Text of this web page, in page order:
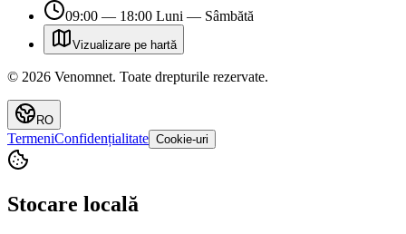
09:00 — 18:00 Luni — Sâmbătă
Vizualizare pe hartă
© 2026 Venomnet. Toate drepturile rezervate.
RO
TermeniConfidențialitate Cookie-uri
Stocare locală